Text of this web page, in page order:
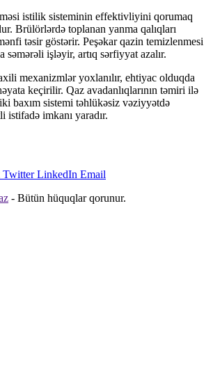
istilik sisteminin effektivliyini qorumaq
Brülörlərdə toplanan yanma qalıqları
təsir göstərir. Peşəkar qazin temizlenmesi
səmərəli işləyir, artıq sərfiyyat azalır.
mexanizmlər yoxlanılır, ehtiyac olduqda
keçirilir. Qaz avadanlıqlarının təmiri ilə
baxım sistemi təhlükəsiz vəziyyətdə
istifadə imkanı yaradır.
TwitterLinkedIn Email
- Bütün hüquqlar qorunur.